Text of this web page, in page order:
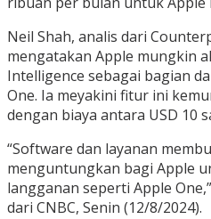
Neil Shah, analis dari
mengatakan Apple mungkin
Intelligence sebagai bagian
One. Ia meyakini fitur ini
dengan biaya antara USD 10
“Software dan layanan
menguntungkan bagi Apple
langganan seperti Apple
dari CNBC, Senin (12/8/2024).